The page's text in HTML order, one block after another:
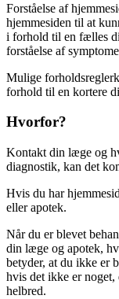
Forståelse af
hjemmesiden til at
i forhold til en fælles
forståelse af
Mulige forholdsregler
forhold til en kortere
Hvorfor?
Kontakt din læge og
diagnostik, kan det
Hvis du har
eller apotek.
Når du er blevet
din læge og apotek,
betyder, at du ikke er
hvis det ikke er
helbred.